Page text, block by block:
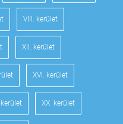
VIII. kerület
XII. kerület
XVI. kerület
kerület XX. kerület